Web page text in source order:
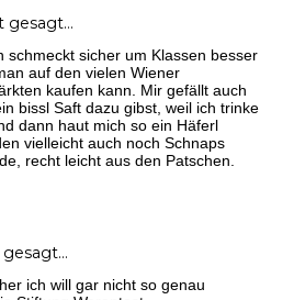
gesagt…
schmeckt sicher um Klassen besser
auf den vielen Wiener
kaufen kann. Mir gefällt auch
bissl Saft dazu gibst, weil ich trinke
dann haut mich so ein Häferl
vielleicht auch noch Schnaps
recht leicht aus den Patschen.
ich will gar nicht so genau